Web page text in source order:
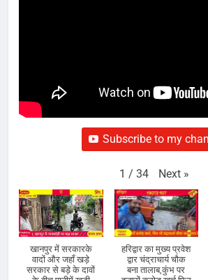
Subscribe to my
1 / 34 Next »
खानपुर में सरकारके
वादों और जहाँ खड़े
सरकार से बड़े के दावों
हरिद्वार का मुख्य प्रवेश
द्वार चंद्राचार्य चौक
बना तालाब,कुंभ पर